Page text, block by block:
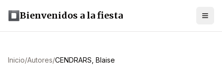
Bienvenidos a la fiesta
Inicio/Autores/CENDRARS, Blaise